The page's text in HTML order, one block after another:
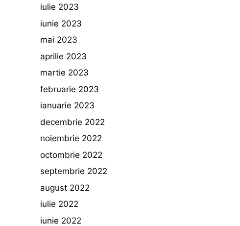
iulie 2023
iunie 2023
mai 2023
aprilie 2023
martie 2023
februarie 2023
ianuarie 2023
decembrie 2022
noiembrie 2022
octombrie 2022
septembrie 2022
august 2022
iulie 2022
iunie 2022